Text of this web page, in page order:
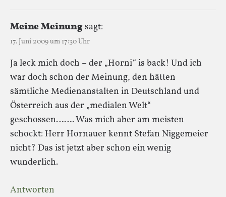
Meine Meinungsagt:
17. Juni 2009 um 17:30 Uhr
Ja leck mich doch – der „Horni“ is back! Und ich
war doch schon der Meinung, den hätten
sämtliche Medienanstalten in Deutschland und
Österreich aus der „medialen Welt“
geschossen……. Was mich aber am meisten
schockt: Herr Hornauer kennt Stefan Niggemeier
nicht? Das ist jetzt aber schon ein wenig
wunderlich.
Antworten